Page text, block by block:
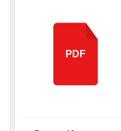
PDF